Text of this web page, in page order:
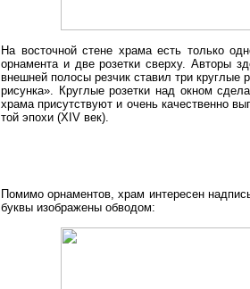
На восточной стене храма есть только
орнамента и две розетки сверху. Авторы
внешней полосы резчик ставил три круглые
рисунка». Круглые розетки над окном
храма присутствуют и очень качественно
той эпохи (XIV век).
Помимо орнаментов, храм интересен
буквы изображены обводом: